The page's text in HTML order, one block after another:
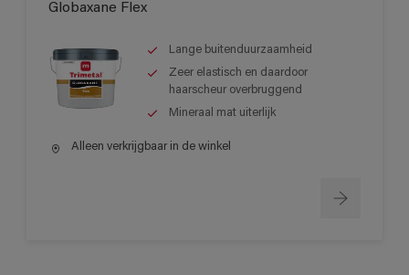
Globaxane Flex
Lange buitenduurzaamheid
Zeer elastisch en daardoor
haarscheur overbruggend
Mineraal mat uiterlijk
Alleen verkrijgbaar in de winkel